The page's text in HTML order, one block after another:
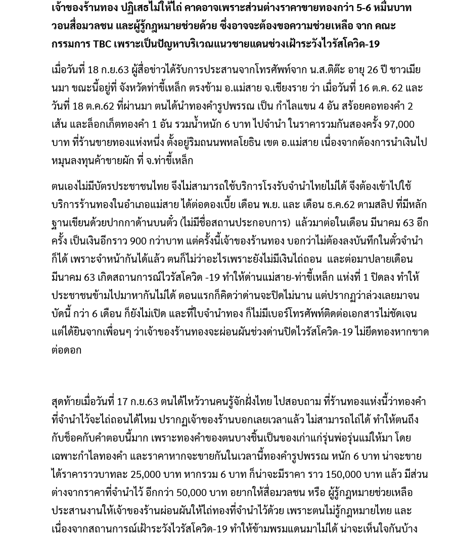
เจ้าของร้านทอง ปฏิเสธไม่ให้ไถ่ คาดอาจเพราะส่วนต่างราคาขายทองกว่า 5-6 หมื่นบาท
วอนสื่อมวลชน และผู้รู้กฎหมายช่วยด้วย ซึ่งอาจจะต้องขอความช่วยเหลือ จาก คณะ
กรรมการ TBC เพราะเป็นปัญหาบริเวณแนวชายแดนช่วงเฝ้าระวังไวรัสโควิด-19
เมื่อวันที่ 18 ก.ย.63 ผู้สื่อข่าวได้รับการประสานจากโทรศัพท์จาก น.ส.ติต๊ะ อายุ 26 ปี ชาวเมีย
นมา ขณะนี้อยู่ที่ จังหวัดท่าขี้เหล็ก ตรงข้าม อ.แม่สาย จ.เชียงราย ว่า เมื่อวันที่ 16 ต.ค. 62 และ
วันที่ 18 ต.ค.62 ที่ผ่านมา ตนได้นำทองคำรูปพรรณ เป็น กำไลแขน 4 อัน สร้อยคอทองคำ 2
เส้น และล็อกเก็ตทองคำ 1 อัน รวมน้ำหนัก 6 บาท ไปจำนำ ในราคารวมกันสองครั้ง 97,000
บาท ที่ร้านขายทองแห่งหนึ่ง ตั้งอยู่ริมถนนพหลโยธิน เขต อ.แม่สาย เนื่องจากต้องการนำเงินไป
หมุนลงทุนค้าขายผัก ที่ จ.ท่าขี้เหล็ก
ตนเองไม่มีบัตรประชาชนไทย จึงไม่สามารถใช้บริการโรงรับจำนำไทยไม่ได้ จึงต้องเข้าไปใช้
บริการร้านทองในอำเภอแม่สาย ได้ต่อดองเบี้ย เดือน พ.ย. และ เดือน ธ.ค.62 ตามสลิป ที่มีหลัก
ฐานเขียนด้วยปากกาด้านบนตั๋ว (ไม่มีชื่อสถานประกอบการ) แล้วมาต่อในเดือน มีนาคม 63 อีก
ครั้ง เป็นเงินอีกราว 900 กว่าบาท แต่ครั้งนี้เจ้าของร้านทอง บอกว่าไม่ต้องลงบันทึกในตั๋วจำนำ
ก็ได้ เพราะจำหน้ากันได้แล้ว ตนก็ไม่ว่าอะไรเพราะยังไม่มีเงินไถ่ถอน และต่อมาปลายเดือน
มีนาคม 63 เกิดสถานการณ์ไวรัสโควิด -19 ทำให้ด่านแม่สาย-ท่าขี้เหล็ก แห่งที่ 1 ปิดลง ทำให้
ประชาชนข้ามไปมาหากันไม่ได้ ตอนแรกก็คิดว่าด่านจะปิดไม่นาน แต่ปรากฏว่าล่วงเลยมาจน
บัดนี้ กว่า 6 เดือน ก็ยังไม่เปิด และที่ใบจำนำทอง ก็ไม่มีเบอร์โทรศัพท์ติดต่อเอกสารไม่ชัดเจน
แต่ได้ยินจากเพื่อนๆ ว่าเจ้าของร้านทองจะผ่อนผันช่วงด่านปิดไวรัสโควิด-19 ไม่ยึดทองหากขาด
ต่อดอก
สุดท้ายเมื่อวันที่ 17 ก.ย.63 ตนได้ไหว้วานคนรู้จักฝั่งไทย ไปสอบถาม ที่ร้านทองแห่งนี้ว่าทองคำ
ที่จำนำไว้จะไถ่ถอนได้ไหม ปรากฏเจ้าของร้านบอกเลยเวลาแล้ว ไม่สามารถไถ่ได้ ทำให้ตนถึง
กับช็อคกับคำตอบนี้มาก เพราะทองคำของตนบางชิ้นเป็นของเก่าแก่รุ่นพ่อรุ่นแม่ให้มา โดย
เฉพาะกำไลทองคำ และราคาหากจะขายกันในเวลานี้ทองคำรูปพรรณ หนัก 6 บาท น่าจะขาย
ได้ราคาราวบาทละ 25,000 บาท หากรวม 6 บาท ก็น่าจะมีราคา ราว 150,000 บาท แล้ว มีส่วน
ต่างจากราคาที่จำนำไว้ อีกกว่า 50,000 บาท อยากให้สื่อมวลชน หรือ ผู้รู้กฎหมายช่วยเหลือ
ประสานงานให้เจ้าของร้านผ่อนผันให้ไถ่ทองที่จำนำไว้ด้วย เพราะตนไม่รู้กฎหมายไทย และ
เนื่องจากสถานการณ์เฝ้าระวังไวรัสโควิด-19 ทำให้ข้ามพรมแดนมาไม่ได้ น่าจะเห็นใจกันบ้าง